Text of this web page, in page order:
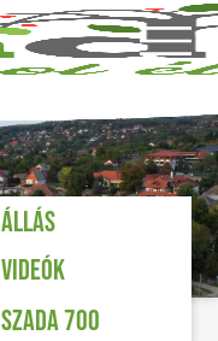
ÁLLÁS
VIDEÓK
SZADA 700